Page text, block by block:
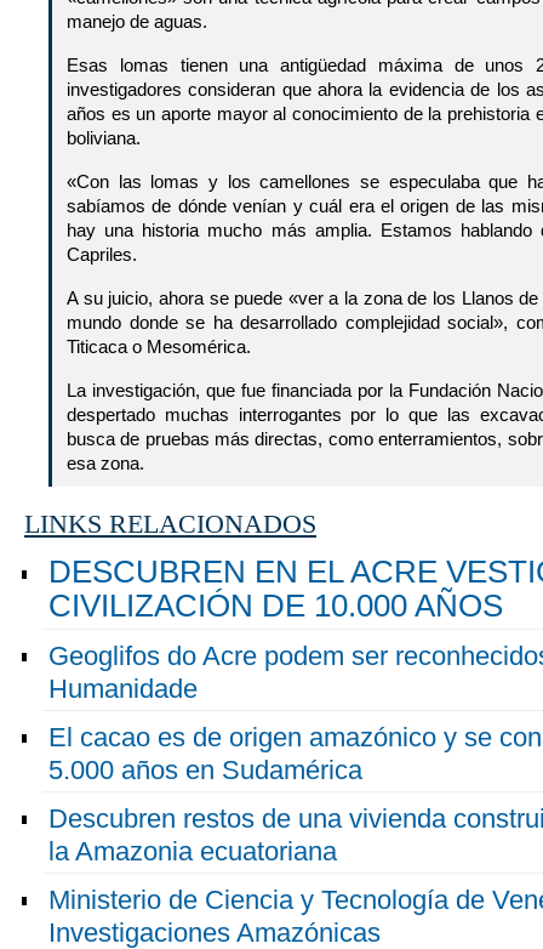
manejo de aguas.
Esas lomas tienen una antigüedad máxima de
investigadores consideran que ahora la evidencia de los
años es un aporte mayor al conocimiento de la prehistoria
boliviana.
«Con las lomas y los camellones se especulaba que
sabíamos de dónde venían y cuál era el origen de las
hay una historia mucho más amplia. Estamos
Capriles.
A su juicio, ahora se puede «ver a la zona de los Llanos
mundo donde se ha desarrollado complejidad social»,
Titicaca o Mesomérica.
La investigación, que fue financiada por la Fundación
despertado muchas interrogantes por lo que las
busca de pruebas más directas, como enterramientos,
esa zona.
LINKS RELACIONADOS
DESCUBREN EN EL ACRE
CIVILIZACIÓN DE 10.000 AÑOS
Geoglifos do Acre podem ser
Humanidade
El cacao es de origen amazónico y se
5.000 años en Sudamérica
Descubren restos de una vivienda
la Amazonia ecuatoriana
Ministerio de Ciencia y Tecnología de
Investigaciones Amazónicas